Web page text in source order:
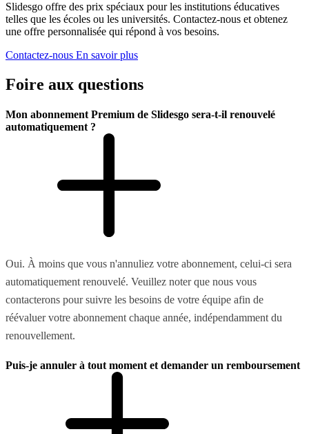
Slidesgo offre des prix spéciaux pour les institutions éducatives
telles que les écoles ou les universités. Contactez-nous et obtenez
une offre personnalisée qui répond à vos besoins.
Contactez-nous En savoir plus
Foire aux questions
Mon abonnement Premium de Slidesgo sera-t-il renouvelé
automatiquement ?
Oui. À moins que vous n'annuliez votre abonnement, celui-ci sera
automatiquement renouvelé. Veuillez noter que nous vous
contacterons pour suivre les besoins de votre équipe afin de
réévaluer votre abonnement chaque année, indépendamment du
renouvellement.
Puis-je annuler à tout moment et demander un remboursement